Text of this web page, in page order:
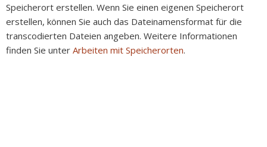
Speicherort erstellen. Wenn Sie einen eigenen Speicherort
erstellen, können Sie auch das Dateinamensformat für die
transcodierten Dateien angeben. Weitere Informationen
finden Sie unter Arbeiten mit Speicherorten.